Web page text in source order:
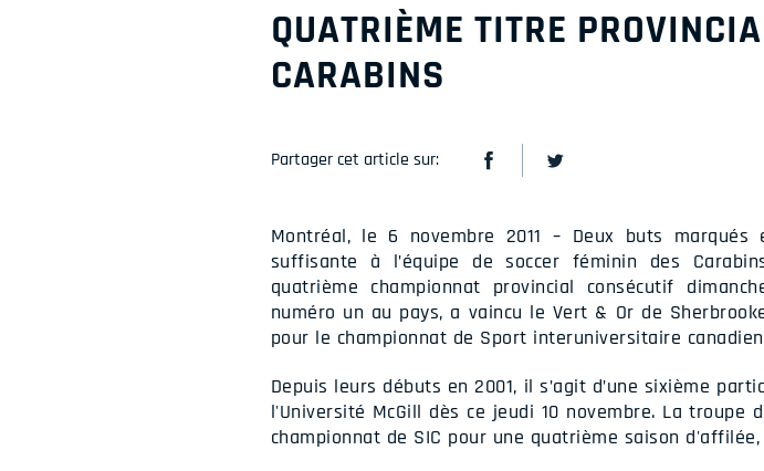
QUATRIÈME TITRE
CARABINS
Partager cet article sur:
Montréal, le 6 novembre 2011 – Deux buts
suffisante à l’équipe de soccer féminin des
quatrième championnat provincial consécutif
numéro un au pays, a vaincu le Vert & Or de
pour le championnat de Sport interuniversitaire canadien
Depuis leurs débuts en 2001, il s’agit d’une sixième
l'Université McGill dès ce jeudi 10 novembre. La
championnat de SIC pour une quatrième saison